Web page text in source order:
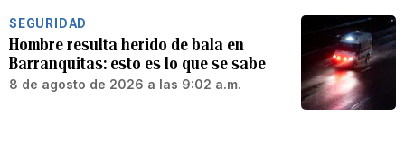
SEGURIDAD
Hombre resulta herido de bala en
Barranquitas: esto es lo que se sabe
8 de agosto de 2026 a las 9:02 a.m.